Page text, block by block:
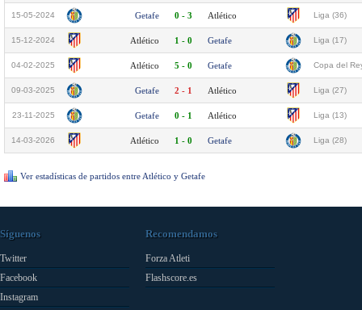
15-05-2024 Getafe 0 - 3 Atlético Liga (36)
15-12-2024 Atlético 1 - 0 Getafe Liga (17)
04-02-2025 Atlético 5 - 0 Getafe Copa del
09-03-2025 Getafe 2 - 1 Atlético Liga (27)
23-11-2025 Getafe 0 - 1 Atlético Liga (13)
14-03-2026 Atlético 1 - 0 Getafe Liga (28)
Ver estadísticas de partidos entre Atlético y Getafe
Síguenos
Twitter
Facebook
Instagram
Recomendamos
Forza Atleti
Flashscore.es